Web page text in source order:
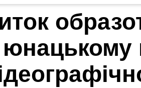
юнацькому